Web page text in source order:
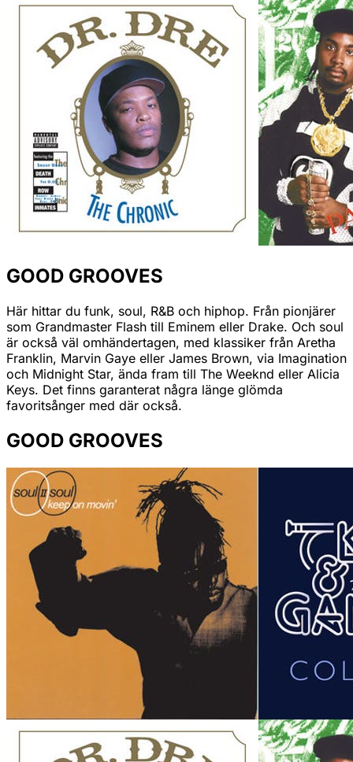
GOOD GROOVES
Här hittar du funk, soul, R&B och hiphop. Från pionjärer
som Grandmaster Flash till Eminem eller Drake. Och soul
är också väl omhändertagen, med klassiker från Aretha
Franklin, Marvin Gaye eller James Brown, via Imagination
och Midnight Star, ända fram till The Weeknd eller Alicia
Keys. Det finns garanterat några länge glömda
favoritsånger med där också.
GOOD GROOVES